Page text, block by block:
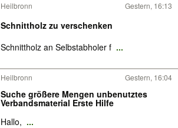
Heilbronn Gestern, 16:13
Schnittholz zu verschenken
Schnittholz an Selbstabholer f ...
Heilbronn Gestern, 16:04
Suche größere Mengen unbenutztes
Verbandsmaterial Erste Hilfe
Hallo, ...